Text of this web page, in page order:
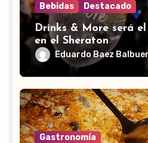
Bebidas Destacado
Drinks & More será
en el Sheraton
Eduardo Baez
Gastronomía